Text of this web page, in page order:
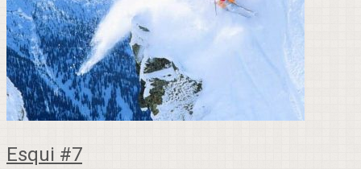
Esqui #7